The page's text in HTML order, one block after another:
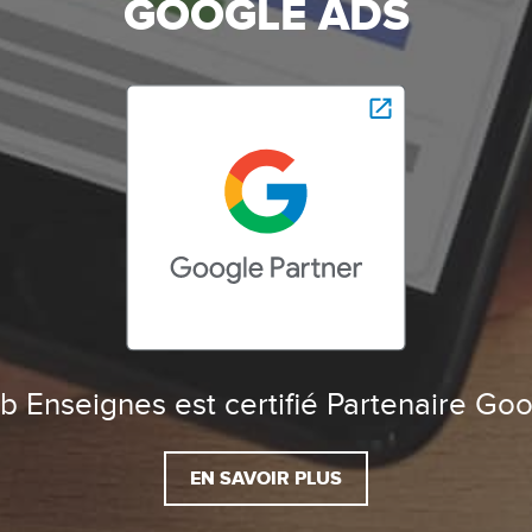
GOOGLE ADS
Enseignes est certifié Partenaire
EN SAVOIR PLUS